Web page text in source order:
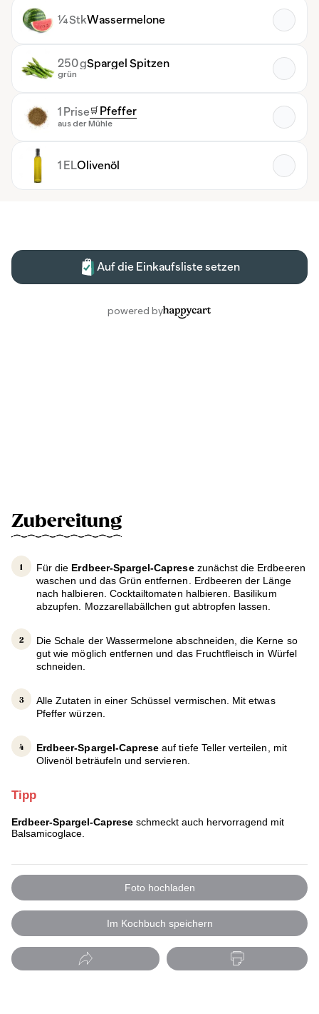
Zubereitung
Für die Erdbeer-Spargel-Capresezunächst die Erdbeeren
waschen und das Grün entfernen. Erdbeeren der Länge
nach halbieren. Cocktailtomaten halbieren. Basilikum
abzupfen. Mozzarellabällchen gut abtropfen lassen.
Die Schale der Wassermelone abschneiden, die Kerne so
gut wie möglich entfernen und das Fruchtfleisch in Würfel
schneiden.
Alle Zutaten in einer Schüssel vermischen. Mit etwas
Pfeffer würzen.
Erdbeer-Spargel-Caprese auf tiefe Teller verteilen, mit
Olivenöl beträufeln und servieren.
Tipp
Erdbeer-Spargel-Caprese schmeckt auch hervorragend mit
Balsamicoglace.
Foto hochladen
Im Kochbuch speichern